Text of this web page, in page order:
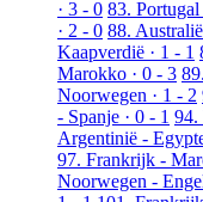
· 3 - 0 83. Portugal
· 2 - 0 88.
Kaapverdië · 1 - 1
Marokko · 0 - 3
Noorwegen · 1 - 2
- Spanje · 0 - 1 94.
Argentinië -
97. Frankrijk -
Noorwegen -